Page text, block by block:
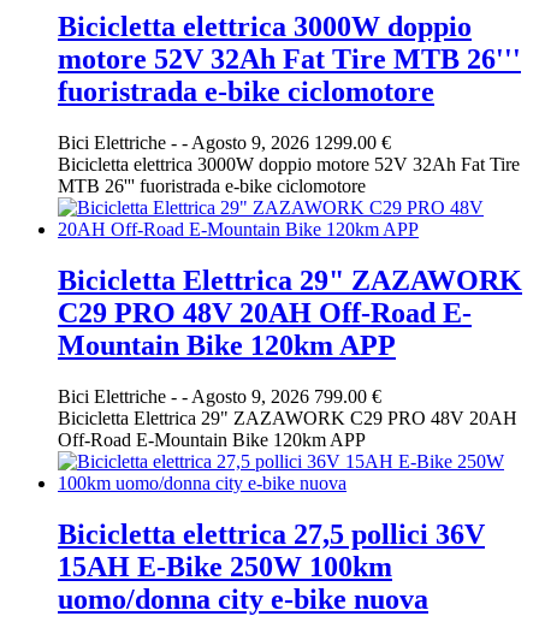
Bicicletta elettrica 3000W doppio
motore 52V 32Ah Fat Tire MTB 26'''
fuoristrada e-bike ciclomotore
Bici Elettriche - - Agosto 9, 2026 1299.00 €
Bicicletta elettrica 3000W doppio motore 52V 32Ah Fat Tire
MTB 26''' fuoristrada e-bike ciclomotore
Bicicletta Elettrica 29" ZAZAWORK
C29 PRO 48V 20AH Off-Road E-
Mountain Bike 120km APP
Bici Elettriche - - Agosto 9, 2026 799.00 €
Bicicletta Elettrica 29" ZAZAWORK C29 PRO 48V 20AH
Off-Road E-Mountain Bike 120km APP
Bicicletta elettrica 27,5 pollici 36V
15AH E-Bike 250W 100km
uomo/donna city e-bike nuova